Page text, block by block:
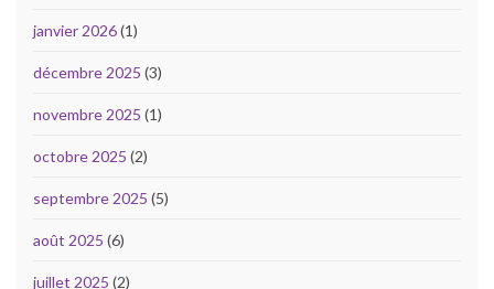
janvier 2026(1)
décembre 2025 (3)
novembre 2025 (1)
octobre 2025 (2)
septembre 2025 (5)
août 2025 (6)
juillet 2025 (2)